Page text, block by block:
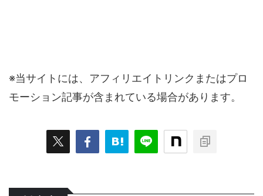
※当サイトには、アフィリエイトリンクまたはプロ
モーション記事が含まれている場合があります。